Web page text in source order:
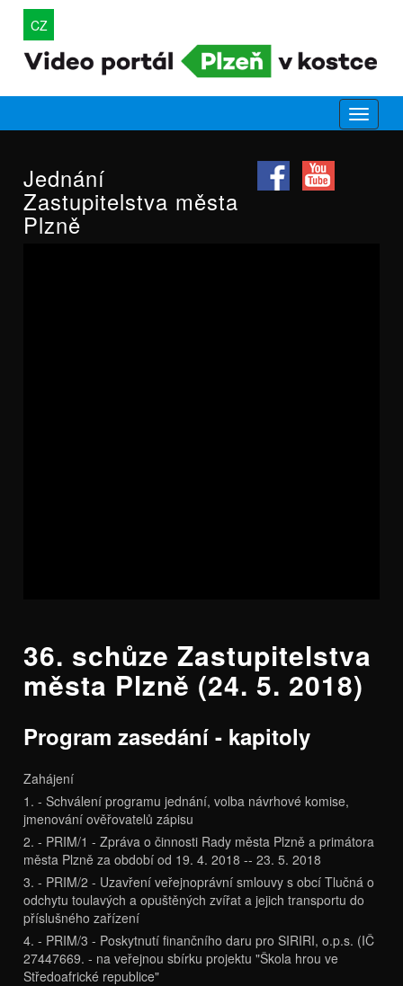
CZ
Jednání
Zastupitelstva města
Plzně
36. schůze Zastupitelstva
města Plzně (24. 5. 2018)
Program zasedání - kapitoly
Zahájení
1. - Schválení programu jednání, volba návrhové komise,
jmenování ověřovatelů zápisu
2. - PRIM/1 - Zpráva o činnosti Rady města Plzně a primátora
města Plzně za období od 19. 4. 2018 -- 23. 5. 2018
3. - PRIM/2 - Uzavření veřejnoprávní smlouvy s obcí Tlučná o
odchytu toulavých a opuštěných zvířat a jejich transportu do
příslušného zařízení
4. - PRIM/3 - Poskytnutí finančního daru pro SIRIRI, o.p.s. (IČ
27447669. - na veřejnou sbírku projektu "Škola hrou ve
Středoafrické republice"